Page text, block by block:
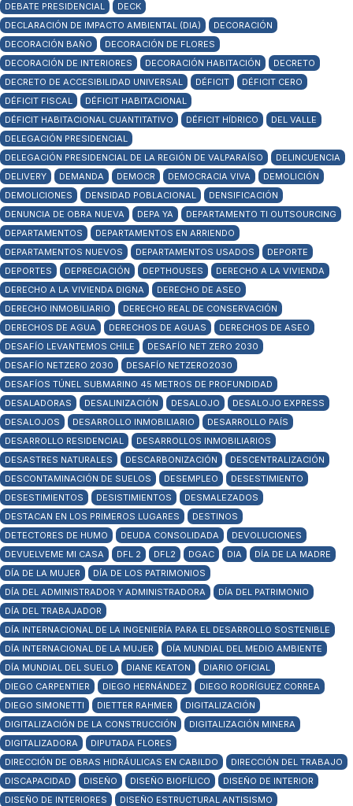
DEBATE PRESIDENCIAL
DECK
DECLARACIÓN DE IMPACTO AMBIENTAL (DIA)
DECORACIÓN
DECORACIÓN BAÑO
DECORACIÓN DE FLORES
DECORACIÓN DE INTERIORES
DECORACIÓN HABITACIÓN
DECRETO
DECRETO DE ACCESIBILIDAD UNIVERSAL
DÉFICIT
DÉFICIT CERO
DÉFICIT FISCAL
DÉFICIT HABITACIONAL
DÉFICIT HABITACIONAL CUANTITATIVO
DÉFICIT HÍDRICO
DEL VALLE
DELEGACIÓN PRESIDENCIAL
DELEGACIÓN PRESIDENCIAL DE LA REGIÓN DE VALPARAÍSO
DELINCUENCIA
DELIVERY
DEMANDA DEMOCR DEMOCRACIA VIVA
DEMOLICIÓN
DEMOLICIONES
DENSIDAD POBLACIONAL
DENSIFICACIÓN
DENUNCIA DE OBRA NUEVA
DEPA YA
DEPARTAMENTO TI OUTSOURCING
DEPARTAMENTOS
DEPARTAMENTOS EN ARRIENDO
DEPARTAMENTOS NUEVOS
DEPARTAMENTOS USADOS
DEPORTE
DEPORTES
DEPRECIACIÓN DEPTHOUSES
DERECHO A LA VIVIENDA
DERECHO A LA VIVIENDA DIGNA
DERECHO DE ASEO
DERECHO INMOBILIARIO
DERECHO REAL DE CONSERVACIÓN
DERECHOS DE AGUA
DERECHOS DE AGUAS
DERECHOS DE ASEO
DESAFÍO LEVANTEMOS CHILE
DESAFÍO NET ZERO 2030
DESAFÍO NETZERO 2030
DESAFÍO NETZERO2030
DESAFÍOS TÚNEL SUBMARINO 45 METROS DE PROFUNDIDAD
DESALADORAS
DESALINIZACIÓN DESALOJO
DESALOJO EXPRESS
DESALOJOS
DESARROLLO INMOBILIARIO
DESARROLLO PAÍS
DESARROLLO RESIDENCIAL
DESARROLLOS INMOBILIARIOS
DESASTRES NATURALES
DESCARBONIZACIÓN
DESCENTRALIZACIÓN
DESCONTAMINACIÓN DE SUELOS
DESEMPLEO
DESESTIMIENTO
DESESTIMIENTOS
DESISTIMIENTOS
DESMALEZADOS
DESTACAN EN LOS PRIMEROS LUGARES
DESTINOS
DETECTORES DE HUMO
DEUDA CONSOLIDADA
DEVOLUCIONES
DEVUELVEME MI CASA
DFL 2 DFL2 DGAC DIA
DÍA DE LA MADRE
DÍA DE LA MUJER
DÍA DE LOS PATRIMONIOS
DÍA DEL ADMINISTRADOR Y ADMINISTRADORA
DÍA DEL PATRIMONIO
DÍA DEL TRABAJADOR
DÍA INTERNACIONAL DE LA INGENIERÍA PARA EL DESARROLLO SOSTENIBLE
DÍA INTERNACIONAL DE LA MUJER
DÍA MUNDIAL DEL MEDIO AMBIENTE
DÍA MUNDIAL DEL SUELO
DIANE KEATON
DIARIO OFICIAL
DIEGO CARPENTIER
DIEGO HERNÁNDEZ
DIEGO RODRÍGUEZ CORREA
DIEGO SIMONETTI
DIETTER RAHMER
DIGITALIZACIÓN
DIGITALIZACIÓN DE LA CONSTRUCCIÓN
DIGITALIZACIÓN MINERA
DIGITALIZADORA
DIPUTADA FLORES
DIRECCIÓN DE OBRAS HIDRÁULICAS EN CABILDO
DIRECCIÓN DEL TRABAJO
DISCAPACIDAD
DISEÑO DISEÑO BIOFÍLICO
DISEÑO DE INTERIOR
DISEÑO DE INTERIORES
DISEÑO ESTRUCTURAL ANTISISMO